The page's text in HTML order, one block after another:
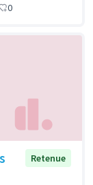
0
Retenue